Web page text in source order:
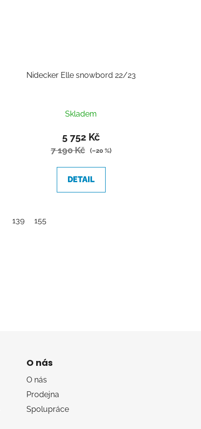
Nidecker Elle snowbord 22/23
Skladem
5 752 Kč
7 190 Kč (–20 %)
DETAIL
139 155
O nás
O nás
Prodejna
Spolupráce